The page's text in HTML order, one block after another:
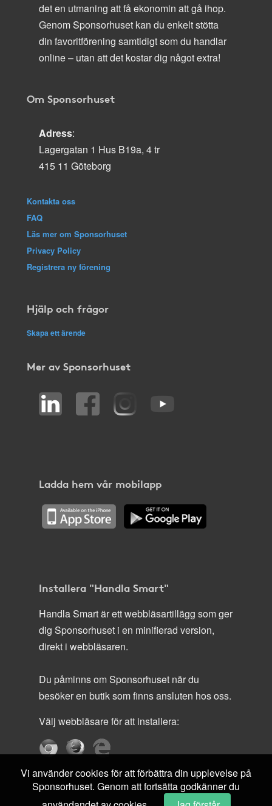
det en utmaning att få ekonomin att gå ihop.
Genom Sponsorhuset kan du enkelt stötta
din favoritförening samtidigt som du handlar
online – utan att det kostar dig något extra!
Om Sponsorhuset
Adress:
Lagergatan 1 Hus B19a, 4 tr
415 11 Göteborg
Kontakta oss
FAQ
Läs mer om Sponsorhuset
Privacy Policy
Registrera ny förening
Hjälp och frågor
Skapa ett ärende
Mer av Sponsorhuset
Ladda hem vår mobilapp
Installera "Handla Smart"
Handla Smart är ett webbläsartillägg som ger
dig Sponsorhuset i en minifierad version,
direkt i webbläsaren.
Du påminns om Sponsorhuset när du
besöker en butik som finns ansluten hos oss.
Välj webbläsare för att installera:
Vi använder cookies för att förbättra din upplevelse på
Sponsorhuset. Genom att fortsätta godkänner du